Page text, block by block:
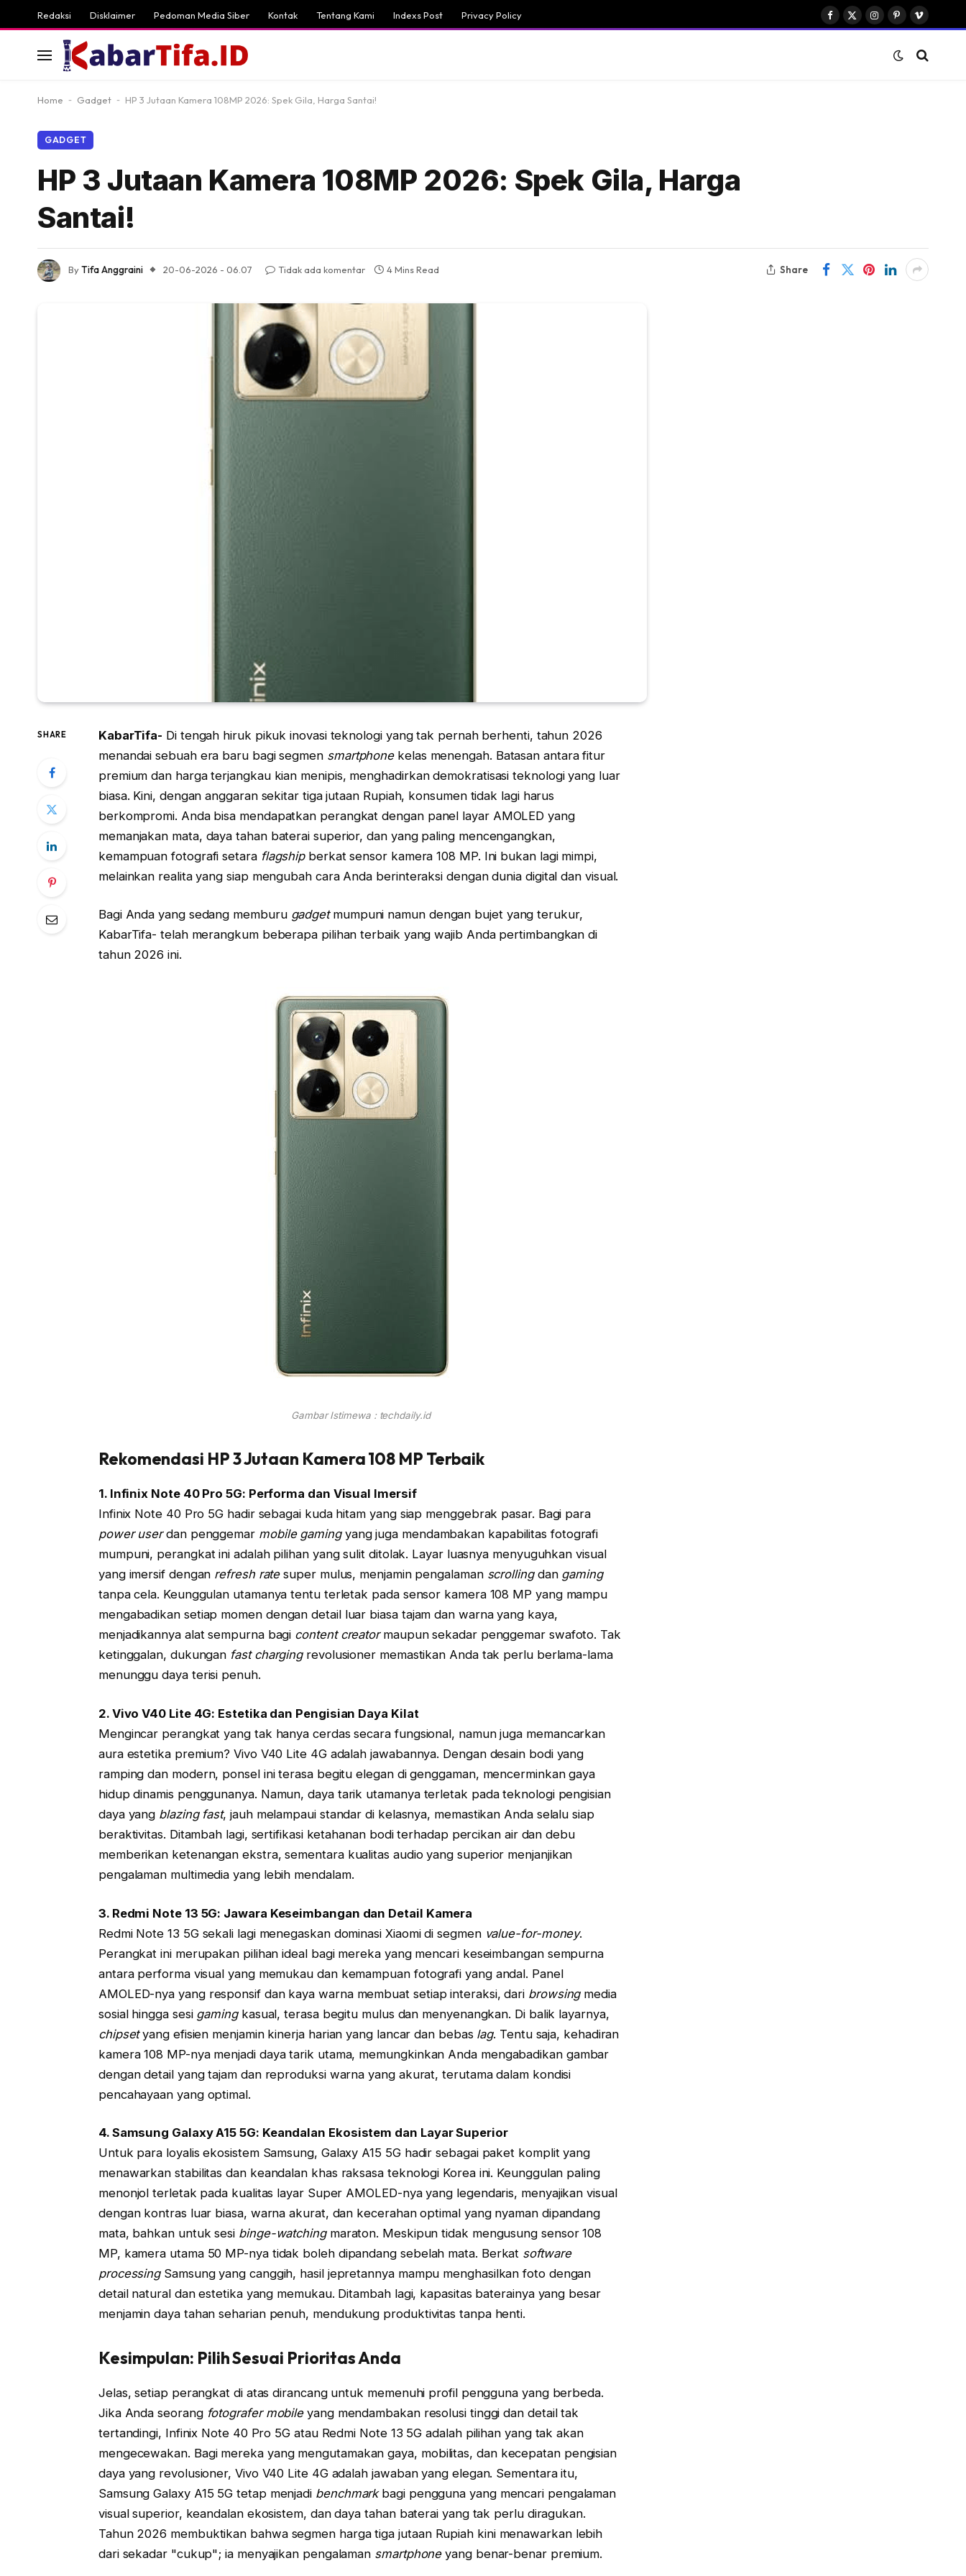
Redaksi Disklaimer Pedoman Media Siber Kontak Tentang Kami Indexs Post Privacy Policy
Facebook
X
Instagram
PinterestVimeo
Home - Gadget - HP 3 Jutaan Kamera 108MP 2026: Spek Gila, Harga Santai!
GADGET
HP 3 Jutaan Kamera 108MP 2026: Spek Gila, Harga
Santai!
ByTifa Anggraini 20-06-2026 - 06.07 Tidak ada komentar 4 Mins Read Share
SHARE KabarTifa- Di tengah hiruk pikuk inovasi teknologi yang tak pernah berhenti, tahun 2026
menandai sebuah era baru bagi segmen smartphonekelas menengah. Batasan antara fitur
premium dan harga terjangkau kian menipis, menghadirkan demokratisasi teknologi yang luar
biasa. Kini, dengan anggaran sekitar tiga jutaan Rupiah, konsumen tidak lagi harus
berkompromi. Anda bisa mendapatkan perangkat dengan panel layar AMOLED yang
memanjakan mata, daya tahan baterai superior, dan yang paling mencengangkan,
kemampuan fotografi setara flagshipberkat sensor kamera 108 MP. Ini bukan lagi mimpi,
melainkan realita yang siap mengubah cara Anda berinteraksi dengan dunia digital dan visual.
Bagi Anda yang sedang memburu gadgetmumpuni namun dengan bujet yang terukur,
KabarTifa- telah merangkum beberapa pilihan terbaik yang wajib Anda pertimbangkan di
tahun 2026 ini.
Gambar Istimewa : techdaily.id
Rekomendasi HP 3 Jutaan Kamera 108 MP Terbaik
1. Infinix Note 40 Pro 5G: Performa dan Visual Imersif
Infinix Note 40 Pro 5G hadir sebagai kuda hitam yang siap menggebrak pasar. Bagi para
power userdan penggemar mobile gamingyang juga mendambakan kapabilitas fotografi
mumpuni, perangkat ini adalah pilihan yang sulit ditolak. Layar luasnya menyuguhkan visual
yang imersif dengan refresh ratesuper mulus, menjamin pengalaman scrollingdan gaming
tanpa cela. Keunggulan utamanya tentu terletak pada sensor kamera 108 MP yang mampu
mengabadikan setiap momen dengan detail luar biasa tajam dan warna yang kaya,
menjadikannya alat sempurna bagi content creatormaupun sekadar penggemar swafoto. Tak
ketinggalan, dukungan fast chargingrevolusioner memastikan Anda tak perlu berlama-lama
menunggu daya terisi penuh.
2. Vivo V40 Lite 4G: Estetika dan Pengisian Daya Kilat
Mengincar perangkat yang tak hanya cerdas secara fungsional, namun juga memancarkan
aura estetika premium? Vivo V40 Lite 4G adalah jawabannya. Dengan desain bodi yang
ramping dan modern, ponsel ini terasa begitu elegan di genggaman, mencerminkan gaya
hidup dinamis penggunanya. Namun, daya tarik utamanya terletak pada teknologi pengisian
daya yang blazing fast, jauh melampaui standar di kelasnya, memastikan Anda selalu siap
beraktivitas. Ditambah lagi, sertifikasi ketahanan bodi terhadap percikan air dan debu
memberikan ketenangan ekstra, sementara kualitas audio yang superior menjanjikan
pengalaman multimedia yang lebih mendalam.
3. Redmi Note 13 5G: Jawara Keseimbangan dan Detail Kamera
Redmi Note 13 5G sekali lagi menegaskan dominasi Xiaomi di segmen value-for-money.
Perangkat ini merupakan pilihan ideal bagi mereka yang mencari keseimbangan sempurna
antara performa visual yang memukau dan kemampuan fotografi yang andal. Panel
AMOLED-nya yang responsif dan kaya warna membuat setiap interaksi, dari browsingmedia
sosial hingga sesi gamingkasual, terasa begitu mulus dan menyenangkan. Di balik layarnya,
chipsetyang efisien menjamin kinerja harian yang lancar dan bebas lag. Tentu saja, kehadiran
kamera 108 MP-nya menjadi daya tarik utama, memungkinkan Anda mengabadikan gambar
dengan detail yang tajam dan reproduksi warna yang akurat, terutama dalam kondisi
pencahayaan yang optimal.
4. Samsung Galaxy A15 5G: Keandalan Ekosistem dan Layar Superior
Untuk para loyalis ekosistem Samsung, Galaxy A15 5G hadir sebagai paket komplit yang
menawarkan stabilitas dan keandalan khas raksasa teknologi Korea ini. Keunggulan paling
menonjol terletak pada kualitas layar Super AMOLED-nya yang legendaris, menyajikan visual
dengan kontras luar biasa, warna akurat, dan kecerahan optimal yang nyaman dipandang
mata, bahkan untuk sesi binge-watchingmaraton. Meskipun tidak mengusung sensor 108
MP, kamera utama 50 MP-nya tidak boleh dipandang sebelah mata. Berkat software
processingSamsung yang canggih, hasil jepretannya mampu menghasilkan foto dengan
detail natural dan estetika yang memukau. Ditambah lagi, kapasitas baterainya yang besar
menjamin daya tahan seharian penuh, mendukung produktivitas tanpa henti.
Kesimpulan: Pilih Sesuai Prioritas Anda
Jelas, setiap perangkat di atas dirancang untuk memenuhi profil pengguna yang berbeda.
Jika Anda seorang fotografer mobileyang mendambakan resolusi tinggi dan detail tak
tertandingi, Infinix Note 40 Pro 5G atau Redmi Note 13 5G adalah pilihan yang tak akan
mengecewakan. Bagi mereka yang mengutamakan gaya, mobilitas, dan kecepatan pengisian
daya yang revolusioner, Vivo V40 Lite 4G adalah jawaban yang elegan. Sementara itu,
Samsung Galaxy A15 5G tetap menjadi benchmarkbagi pengguna yang mencari pengalaman
visual superior, keandalan ekosistem, dan daya tahan baterai yang tak perlu diragukan.
Tahun 2026 membuktikan bahwa segmen harga tiga jutaan Rupiah kini menawarkan lebih
dari sekadar "cukup"; ia menyajikan pengalaman smartphoneyang benar-benar premium.